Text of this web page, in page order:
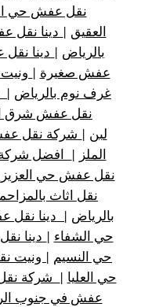
نقل عفش حي
العقيق | دينا نقل
بالرياض | دينا
عفش صغيرة |
غرف نوم بالرياض |
نقل عفش شرق
لبن | شركة نقل
الملز | افضل شركة
نقل عفش حي
نقل اثاث
بالرياض | دينا نقل
حي الشفاء | دينا
حي النسيم | ونيت
حي العليا | شركة نقل
عفش في جنوب